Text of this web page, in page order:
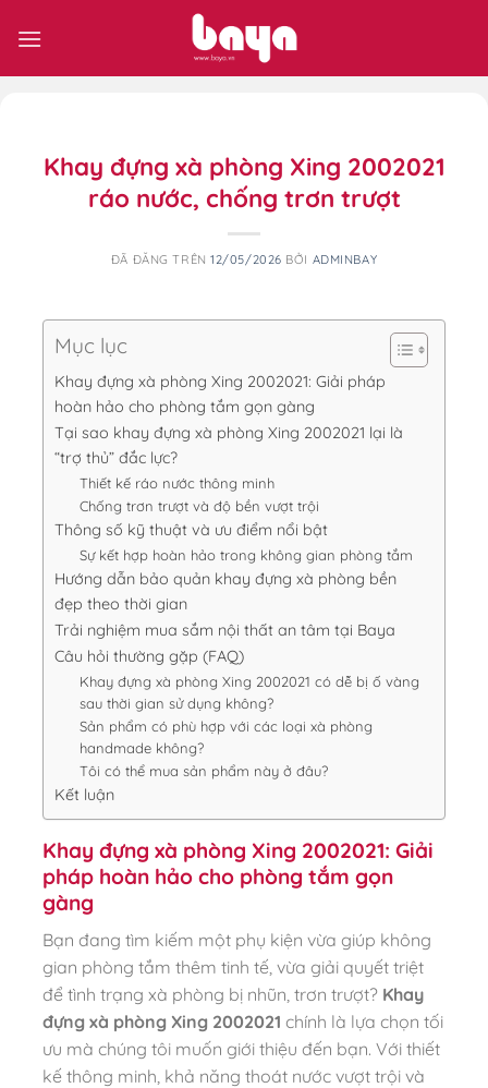
đến
Khay đựng xà phòng Xing 2002021
ráo nước, chống trơn trượt
ĐÃ ĐĂNG TRÊN12/05/2026 BỞI ADMINBAY
Mục lục
Khay đựng xà phòng Xing 2002021: Giải pháp
hoàn hảo cho phòng tắm gọn gàng
Tại sao khay đựng xà phòng Xing 2002021 lại là
“trợ thủ” đắc lực?
Thiết kế ráo nước thông minh
Chống trơn trượt và độ bền vượt trội
Thông số kỹ thuật và ưu điểm nổi bật
Sự kết hợp hoàn hảo trong không gian phòng tắm
Hướng dẫn bảo quản khay đựng xà phòng bền
đẹp theo thời gian
Trải nghiệm mua sắm nội thất an tâm tại Baya
Câu hỏi thường gặp (FAQ)
Khay đựng xà phòng Xing 2002021 có dễ bị ố vàng
sau thời gian sử dụng không?
Sản phẩm có phù hợp với các loại xà phòng
handmade không?
Tôi có thể mua sản phẩm này ở đâu?
Kết luận
Khay đựng xà phòng Xing 2002021: Giải
pháp hoàn hảo cho phòng tắm gọn
gàng
Bạn đang tìm kiếm một phụ kiện vừa giúp không
gian phòng tắm thêm tinh tế, vừa giải quyết triệt
để tình trạng xà phòng bị nhũn, trơn trượt? Khay
đựng xà phòng Xing 2002021 chính là lựa chọn tối
ưu mà chúng tôi muốn giới thiệu đến bạn. Với thiết
kế thông minh, khả năng thoát nước vượt trội và